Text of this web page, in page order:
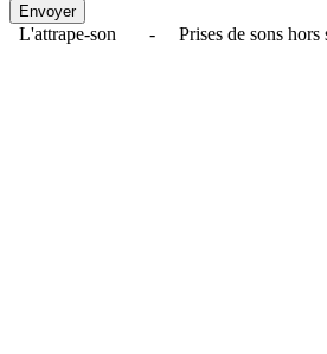
Envoyer
L'attrape-son - Prises de sons